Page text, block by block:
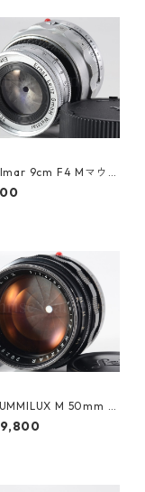
9cm F4 Mマウン
備済 ライカ エルマ
）
M 50mm F
クペイント 初代 ラ